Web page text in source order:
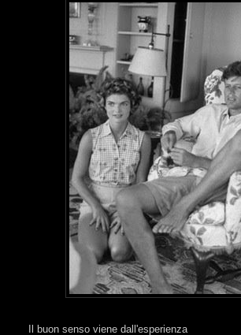
Il buon senso viene dall'esperienza